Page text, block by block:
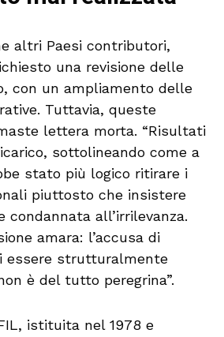
altri Paesi contributori,
una revisione delle
con un ampliamento delle
Tuttavia, queste
lettera morta. “Risultati
sottolineando come a
stato più logico ritirare i
piuttosto che insistere
condannata all’irrilevanza.
amara: l’accusa di
essere strutturalmente
è del tutto peregrina”.
istituita nel 1978 e